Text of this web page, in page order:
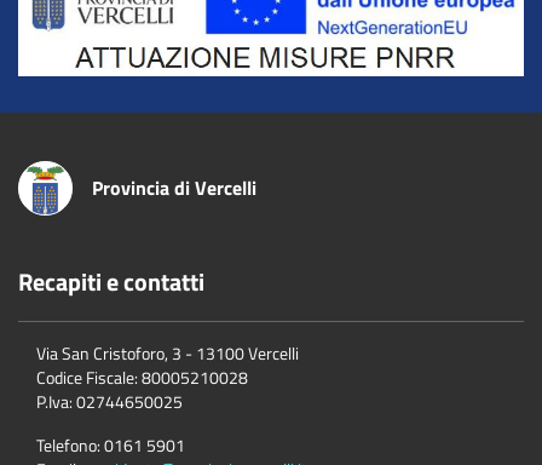
Provincia di Vercelli
Recapiti e contatti
Via San Cristoforo, 3 - 13100 Vercelli
Codice Fiscale:80005210028
P.Iva:02744650025
Telefono:0161 5901